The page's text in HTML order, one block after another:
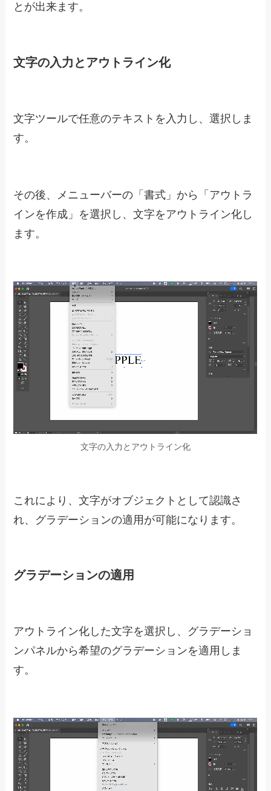
とが出来ます。
文字の入力とアウトライン化
文字ツールで任意のテキストを入力し、選択しま
す。
その後、メニューバーの「書式」から「アウトラ
インを作成」を選択し、文字をアウトライン化し
ます。
文字の入力とアウトライン化
これにより、文字がオブジェクトとして認識さ
れ、グラデーションの適用が可能になります。
グラデーションの適用
アウトライン化した文字を選択し、グラデーショ
ンパネルから希望のグラデーションを適用しま
す。